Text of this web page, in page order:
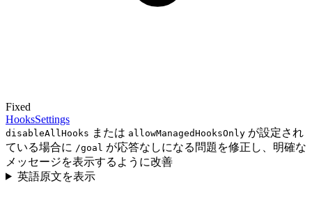
Fixed
HooksSettings
disableAllHooks または allowManagedHooksOnly が設定され
ている場合に /goal が応答なしになる問題を修正し、明確な
メッセージを表示するように改善
英語原文を表示